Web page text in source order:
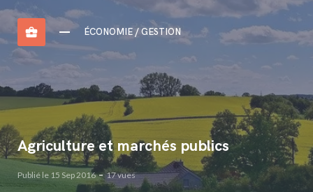
business_center ÉCONOMIE / GESTION
Agriculture et marchés publics
Publié le 15 Sep 2016 17 vues